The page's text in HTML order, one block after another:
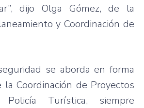
dijo Olga Gómez, de la
y Coordinación de
se aborda en forma
Coordinación de Proyectos
Turística, siempre